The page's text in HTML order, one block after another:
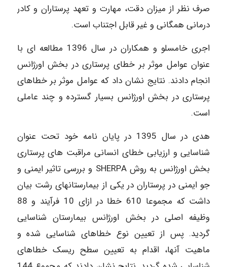
صرف نظر از میزان دقت، مهارت و تعهد پرستاران و کادر
درمانی همگانی و غیر قابل اجتناب است.
اجری خامسلو و همکاران در سال 1396 مطالعه ای با
عنوان عوامل موثر بر خطای پرستاری در بخش اورژانس
انجام دادند. نتایج نشان داد که عوامل موثر بر خطاهای
پرستاری در بخش اورژانس بسیار گسترده و چند عاملی
است.
هدی در سال 1395 در پایان نامه خود تحت عنوان
شناسایی و ارزیابی خطای انسانی مراقبت های پرستاری
بخش اورژانس به روش SHERPA و بررسی تاثیر ایمنی و
جو ایمنی در پرستاران در یکی از بیمارستانهای رشت بیان
داشت که مجموعا 610 خطا در ازای 10 فرآیند و 88
وظیفه اصلی در بخش اورژانس بیمارستان شناسایی
گردید. پس از تعیین نوع خطاهای شناسایی شده و
ماهیت آنها، اقدام به تعیین سطح ریسک خطاهای